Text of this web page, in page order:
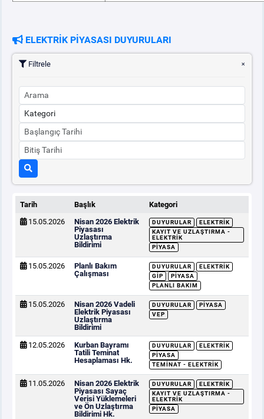
ELEKTRİK PİYASASI DUYURULARI
Filtrele
Tarih Başlık
Kategori
15.05.2026
Nisan 2026 Elektrik
Piyasası
Uzlaştırma
Bildirimi
DUYURULAR
ELEKTRIK
KAYIT VE UZLAŞTIRMA -
ELEKTRIK
PIYASA
15.05.2026
Planlı Bakım
Çalışması
DUYURULAR
ELEKTRIK
GİP
PIYASA
PLANLI BAKIM
15.05.2026
Nisan 2026 Vadeli
Elektrik Piyasası
Uzlaştırma
Bildirimi
DUYURULAR
PIYASA
VEP
12.05.2026
Kurban Bayramı
Tatili Teminat
Hesaplaması Hk.
DUYURULAR
ELEKTRIK
PIYASA
TEMINAT - ELEKTRIK
11.05.2026
Nisan 2026 Elektrik
Piyasası Sayaç
Verisi Yüklemeleri
ve Ön Uzlaştırma
Bildirimi Hk.
DUYURULAR
ELEKTRIK
KAYIT VE UZLAŞTIRMA -
ELEKTRIK
PIYASA